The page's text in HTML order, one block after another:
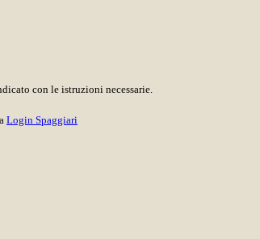
con le istruzioni necessarie.
Login Spaggiari